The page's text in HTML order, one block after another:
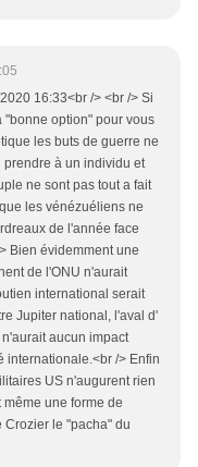
16:33<br /> <br /> Si
"bonne option" pour vous
les buts de guerre ne
prendre à un individu et
ne sont pas tout a fait
les vénézuéliens ne
de l'année face
Bien évidemment une
de l'ONU n'aurait
international serait
Jupiter national, l'aval d'
aucun impact
internationale.<br /> Enfin
US n'augurent rien
une forme de
le "pacha" du